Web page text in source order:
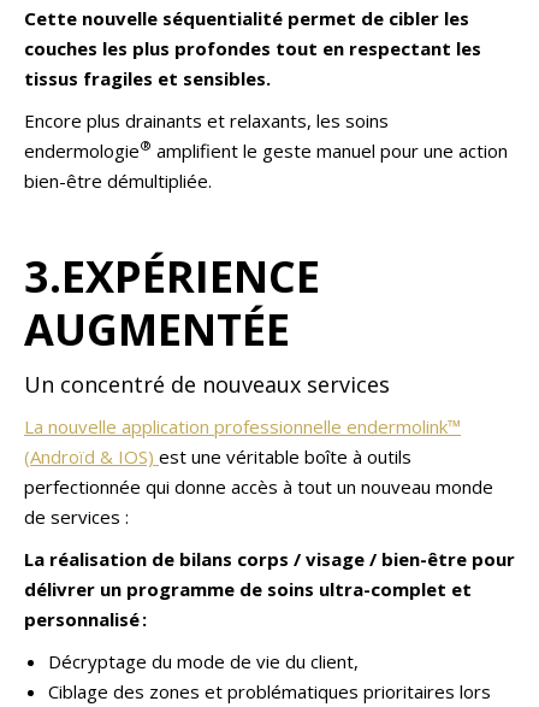
Cette nouvelle séquentialité permet de cibler les
couches les plus profondes tout en respectant les
tissus fragiles et sensibles.
Encore plus drainants et relaxants, les soins
endermologie® amplifient le geste manuel pour une action
bien-être démultipliée.
3.EXPÉRIENCE
AUGMENTÉE
Un concentré de nouveaux services
La nouvelle application professionnelle endermolink™
(Androïd & IOS) est une véritable boîte à outils
perfectionnée qui donne accès à tout un nouveau monde
de services :
La réalisation de bilans corps / visage / bien-être pour
délivrer un programme de soins ultra-complet et
personnalisé :
Décryptage du mode de vie du client,
Ciblage des zones et problématiques prioritaires lors